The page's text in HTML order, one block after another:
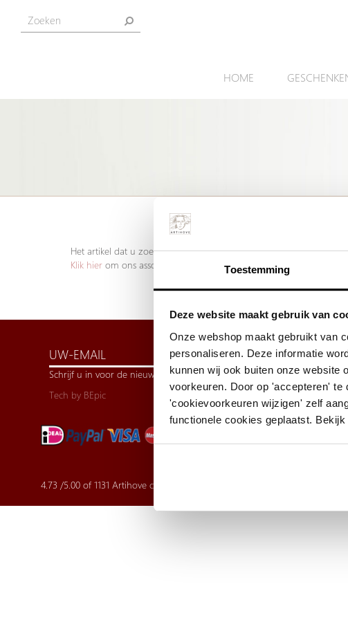
Toestemming
Deze website maakt gebruik van
Onze webshop maakt gebruikt van
personaliseren. Deze informatie
kunnen wij ook buiten onze website
voorkeuren. Door op 'accepteren'
'cookievoorkeuren wijzigen' zelf
functionele cookies geplaatst.
HOME
Het artikel dat u zoekt is helaas niet meer aanwezig. Wellicht
Klik hier om ons assortiment geschenken te bekijken.
Schrijf u in voor de nieuwsbrief
Tech by BEpic
4.73 /5.00of 1131 Artihove customer reviews | Trusted Shops